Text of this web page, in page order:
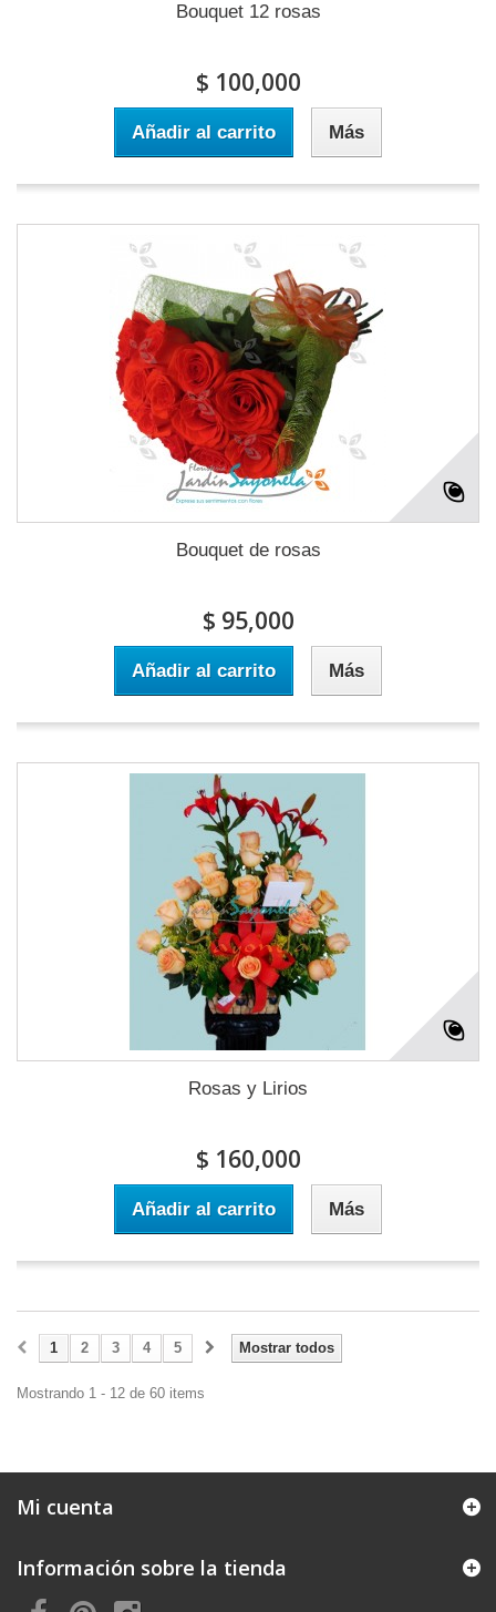
Bouquet 12 rosas
$ 100,000
Añadir al carrito Más
Bouquet de rosas
$ 95,000
Añadir al carrito Más
Rosas y Lirios
$ 160,000
Añadir al carrito Más
Mostrar todos
1 2 3 4 5
Mostrando 1 - 12 de 60 items
Mi cuenta
Información sobre la tienda